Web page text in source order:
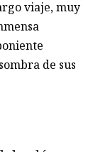
viaje, muy
de sus